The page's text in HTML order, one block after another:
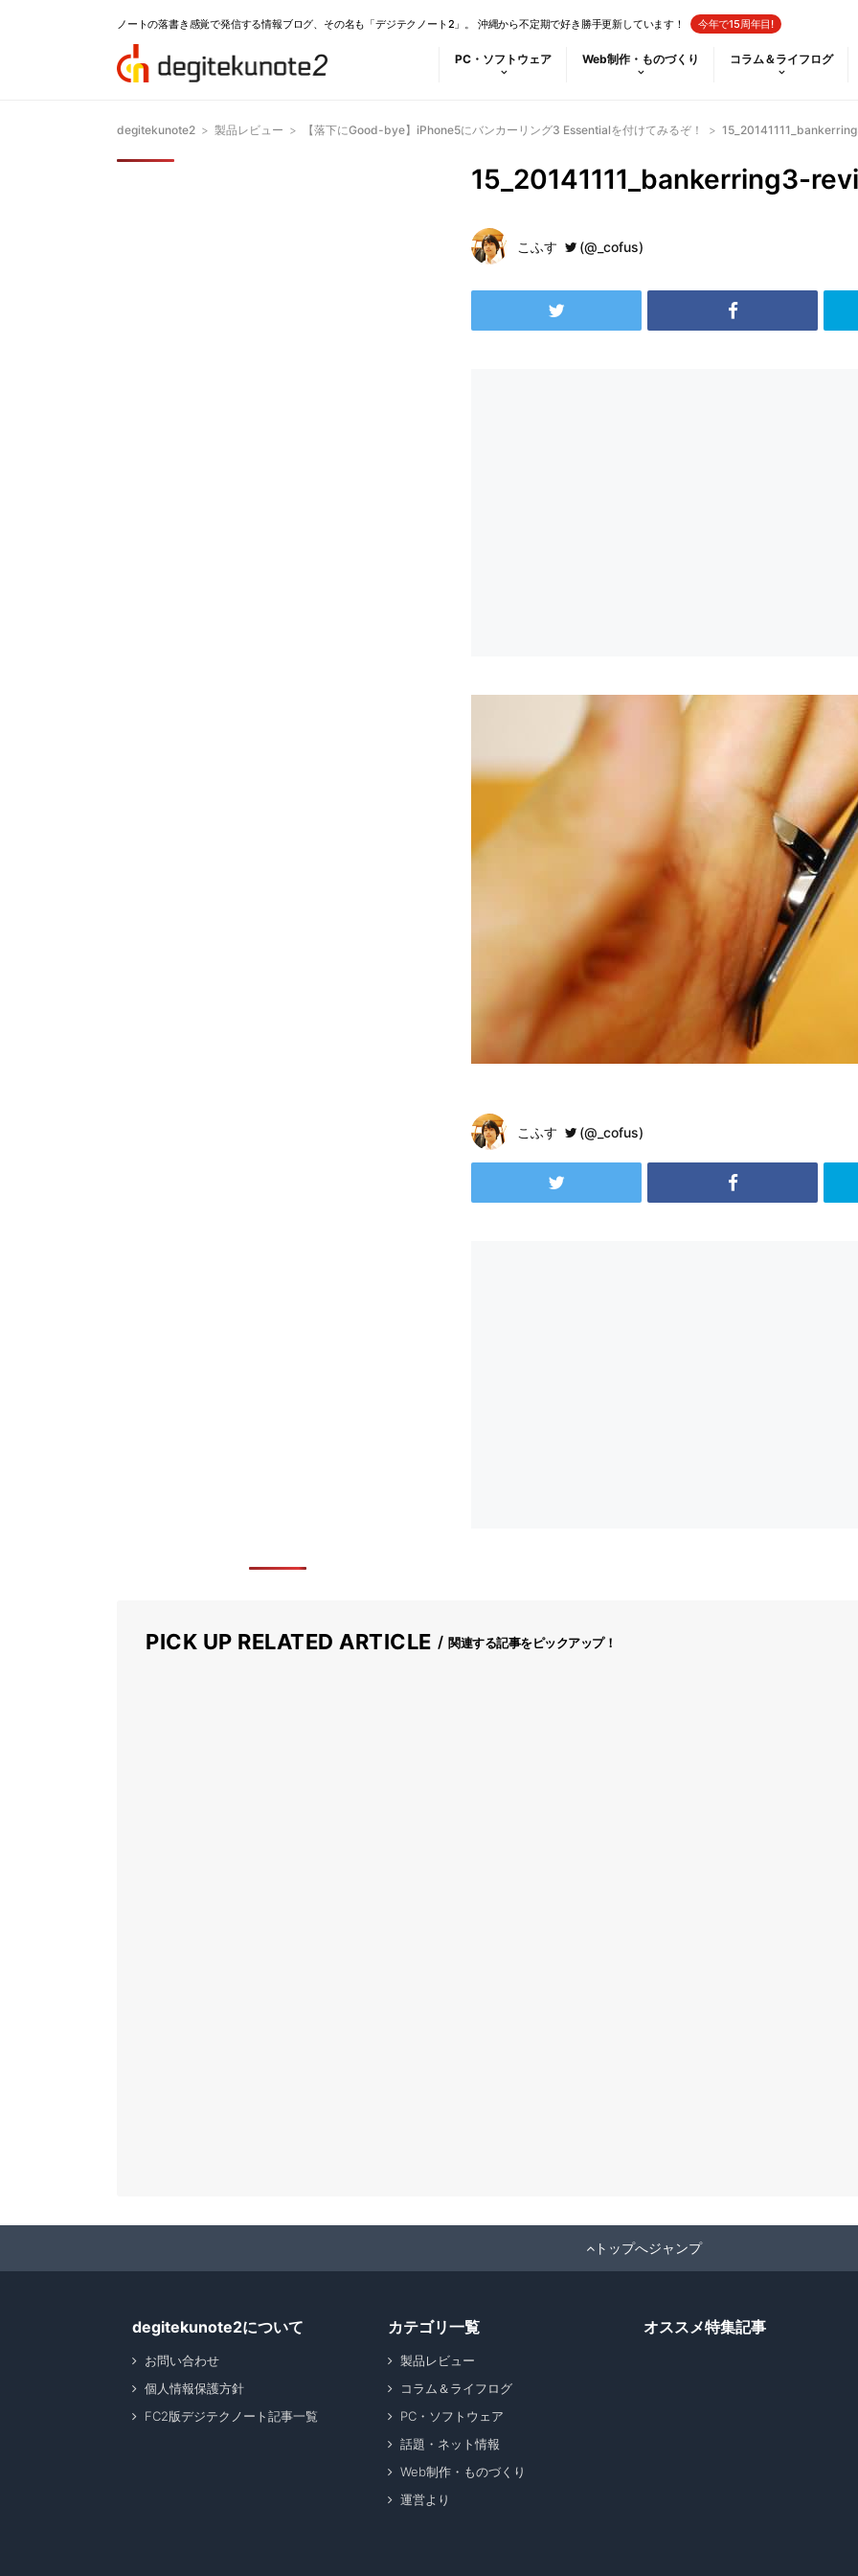
ノートの落書き感覚で発信する情報ブログ、その名も「デジテクノート2」。 沖縄から不定期で好き勝手更新しています！ 今年で15周年目!
PC・ソフトウェア Web制作・ものづくり コラム＆ライフログ
degitekunote2 > 製品レビュー > 【落下にGood-bye】iPhone5にバンカーリング3 Essentialを付けてみるぞ！ >
15_20141111_bankerring3-
こふす (@_cofus)
こふす (@_cofus)
PICK UP RELATED ARTICLE 関連する記事をピックアップ！
トップへジャンプ
degitekunote2について
お問い合わせ
個人情報保護方針
FC2版デジテクノート記事一覧
カテゴリ一覧
製品レビュー
コラム＆ライフログ
PC・ソフトウェア
話題・ネット情報
Web制作・ものづくり
運営より
オススメ特集記事